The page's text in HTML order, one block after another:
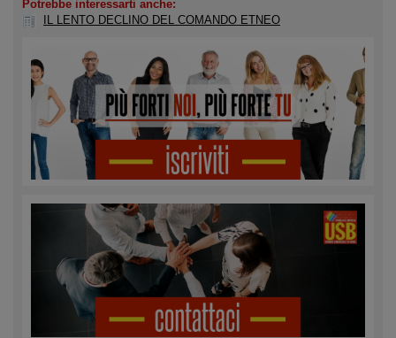
Potrebbe interessarti anche:
IL LENTO DECLINO DEL COMANDO ETNEO